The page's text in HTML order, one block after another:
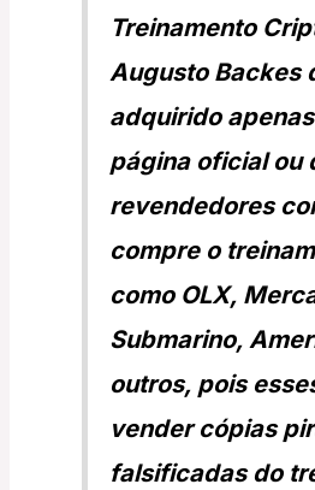
Treinamento
Augusto Backes
adquirido
página oficial ou
revendedores
compre o
como OLX,
Submarino,
outros, pois
vender cópias
falsificadas do